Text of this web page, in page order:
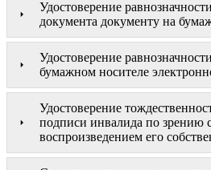
Удостоверение
документа документу на
Удостоверение
бумажном носителе
Удостоверение
подписи инвалида по зрению
воспроизведением его